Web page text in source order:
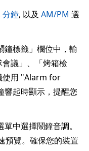
分鐘, 以及 AM/PM 選
鐘標籤」欄位中，輸
議」、「烤箱檢
使用 "Alarm for
響起時顯示，提醒您
中選擇鬧鐘音調。
預覽。確保您的裝置